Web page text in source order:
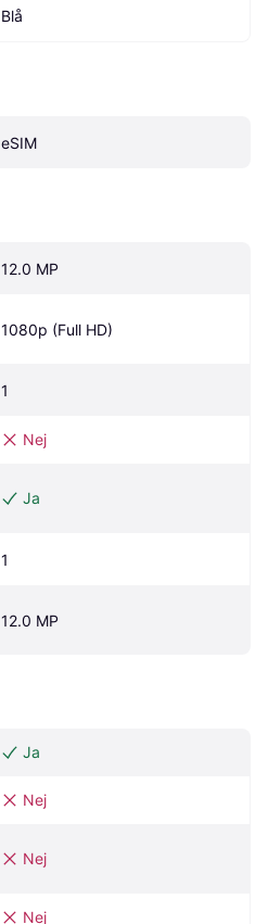
Blå
eSIM
12.0 MP
1080p (Full HD)
1
Nej
Ja
1
12.0 MP
Ja
Nej
Nej
Nej